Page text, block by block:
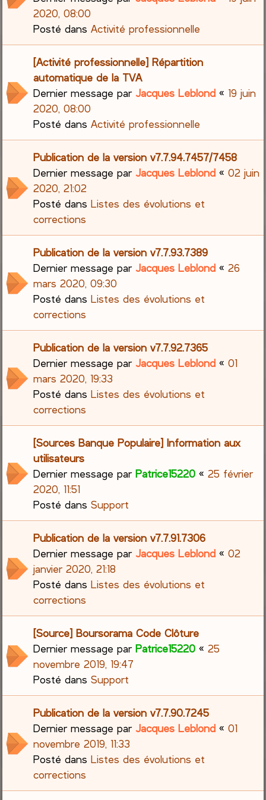
2020, 08:00
Posté dansActivité professionnelle
[Activité professionnelle] Répartition
automatique de la TVA
Dernier message parJacques Leblond « 19 juin
2020, 08:00
Posté dansActivité professionnelle
Publication de la version v7.7.94.7457/7458
Dernier message parJacques Leblond «02 juin
2020, 21:02
Posté dansListes des évolutions et
corrections
Publication de la version v7.7.93.7389
Dernier message parJacques Leblond «26
mars 2020, 09:30
Posté dansListes des évolutions et
corrections
Publication de la version v7.7.92.7365
Dernier message parJacques Leblond «01
mars 2020, 19:33
Posté dansListes des évolutions et
corrections
[Sources Banque Populaire] Information aux
utilisateurs
Dernier message parPatrice15220 «25 février
2020, 11:51
Posté dansSupport
Publication de la version v7.7.91.7306
Dernier message parJacques Leblond «02
janvier 2020, 21:18
Posté dansListes des évolutions et
corrections
[Source] Boursorama Code Clôture
Dernier message parPatrice15220 «25
novembre 2019, 19:47
Posté dansSupport
Publication de la version v7.7.90.7245
Dernier message parJacques Leblond «01
novembre 2019, 11:33
Posté dansListes des évolutions et
corrections